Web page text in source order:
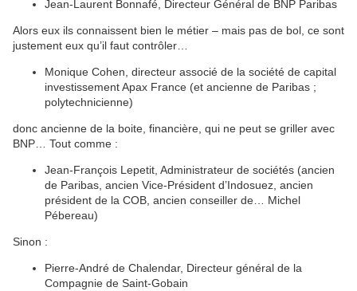
Jean-Laurent Bonnafé, Directeur Général de BNP Paribas
Alors eux ils connaissent bien le métier – mais pas de bol, ce sont
justement eux qu’il faut contrôler…
Monique Cohen, directeur associé de la société de capital
investissement Apax France (et ancienne de Paribas ;
polytechnicienne)
donc ancienne de la boite, financière, qui ne peut se griller avec
BNP… Tout comme :
Jean-François Lepetit, Administrateur de sociétés (ancien
de Paribas, ancien Vice-Président d’Indosuez, ancien
président de la COB, ancien conseiller de… Michel
Pébereau)
Sinon :
Pierre-André de Chalendar, Directeur général de la
Compagnie de Saint-Gobain